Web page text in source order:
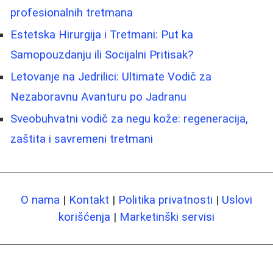
profesionalnih tretmana
Estetska Hirurgija i Tretmani: Put ka
Samopouzdanju ili Socijalni Pritisak?
Letovanje na Jedrilici: Ultimate Vodič za
Nezaboravnu Avanturu po Jadranu
Sveobuhvatni vodič za negu kože: regeneracija,
zaštita i savremeni tretmani
O nama | Kontakt | Politika privatnosti | Uslovi
korišćenja | Marketinški servisi